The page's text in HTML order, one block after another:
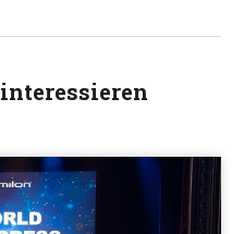
und Anzeigen zu
Verwendung unserer
Werbung und Analysen
möglicherweise